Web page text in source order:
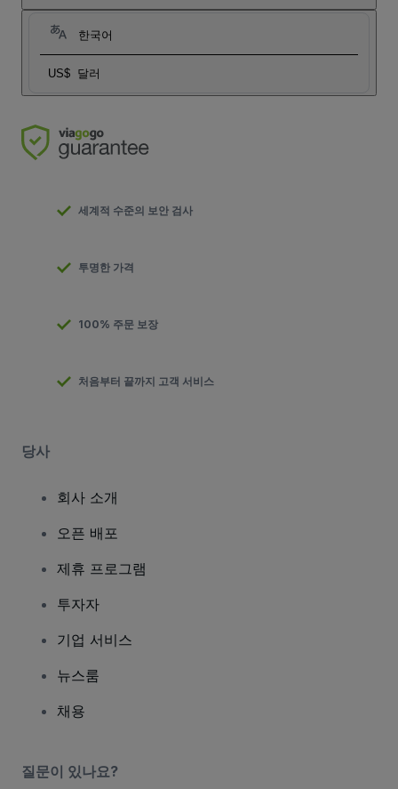
한국어
US$ 달러
세계적 수준의 보안 검사
투명한 가격
100% 주문 보장
처음부터 끝까지 고객 서비스
당사
회사 소개
오픈 배포
제휴 프로그램
투자자
기업 서비스
뉴스룸
채용
질문이 있나요?